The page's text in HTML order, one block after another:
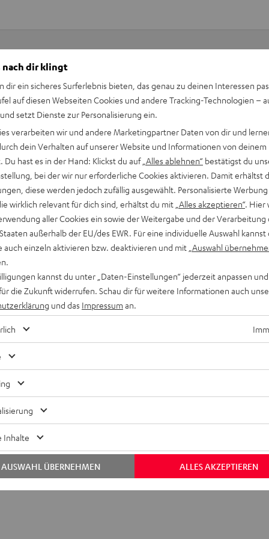
Keinen Store in der Nähe? Kein
beraten dich auch persönlich am
für die Gesamtklangqualität eines Heimkino-Sets.
dort, wo eine optimale Klangqualität erreicht wird. Die
Reflexionen oder Raummoden vermeiden. Kabel
an den Subwoofer-Eingang. Das Netzteil stecken Sie in
Transmitter erfolgt automatisch in Sekunden. Mit weniger
Die Übertragung erfolgt verlustfrei. Der Bass wird sauber,
am AV-Receiver.
zum kabellosen Senden eines Subwoofer-Signals
nach dir klingt
dir ein sicheres Surferlebnis bieten, das genau zu deinen Interessen
auf diesen Webseiten Cookies und andere Tracking-Technologien –
setzt Dienste zur Personalisierung ein.
verarbeiten wir und andere Marketingpartner Daten von dir und
dein Verhalten auf unserer Website und Informationen von deinem
Du hast es in der Hand: Klickst du auf „Alles ablehnen“ bestätigst du
bei der wir nur erforderliche Cookies aktivieren. Damit erhältst
diese werden jedoch zufällig ausgewählt. Personalisierte
wirklich relevant für dich sind, erhältst du mit „Alles akzeptieren“. Hier
aller Cookies ein sowie der Weitergabe und der Verarbeitung
außerhalb der EU/des EWR. Für eine individuelle Auswahl kannst
auch einzeln aktivieren bzw. deaktivieren und mit „Auswahl
kannst du unter „Daten-Einstellungen“ jederzeit anpassen
die Zukunft widerrufen. Schau dir für weitere Informationen auch
und das Impressum an.
Inhalte
ALLES AKZEPTIEREN
AUSWAHL ÜBERNEHMEN